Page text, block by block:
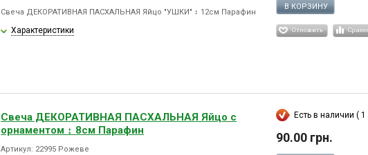
Свеча ДЕКОРАТИВНАЯ ПАСХАЛЬНАЯ Яйцо "УШКИ" ↕ 12см Парафин
Характеристики
В КОРЗИНУ
Свеча ДЕКОРАТИВНАЯ ПАСХАЛЬНАЯ Яйцо с
орнаментом ↕ 8см Парафин
Артикул: 22995 Рожеве
Есть в наличии ( 1
90.00 грн.